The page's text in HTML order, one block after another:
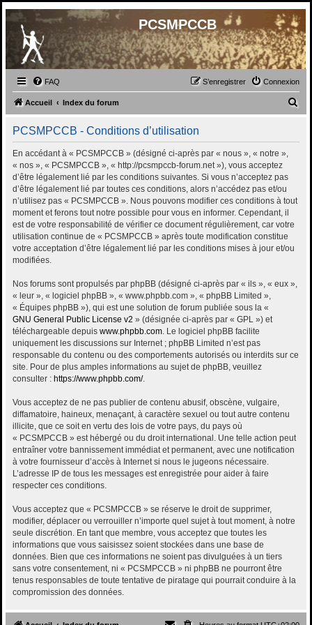
PCSMPCCB
FAQ Connexion
S’enregistrer
Accueil Index du forum
PCSMPCCB - Conditions d’utilisation
En accédant à « PCSMPCCB » (désigné ci-après par « nous », « notre »,
« nos », « PCSMPCCB », « http://pcsmpccb-forum.net »), vous acceptez
d’être légalement lié par les conditions suivantes. Si vous n’acceptez pas
d’être légalement lié par toutes ces conditions, alors n’accédez pas et/ou
n’utilisez pas « PCSMPCCB ». Nous pouvons modifier ces conditions à tout
moment et ferons tout notre possible pour vous en informer. Cependant, il
est de votre responsabilité de vérifier ce document régulièrement, car votre
utilisation continue de « PCSMPCCB » après toute modification constitue
votre acceptation d’être légalement lié par les conditions mises à jour et/ou
modifiées.
Nos forums sont propulsés par phpBB (désigné ci-après par « ils », « eux »,
« leur », « logiciel phpBB », « www.phpbb.com », « phpBB Limited »,
« Équipes phpBB »), qui est une solution de forum publiée sous la «
GNU General Public License v2 » (désignée ci-après par « GPL ») et
téléchargeable depuis www.phpbb.com. Le logiciel phpBB facilite
uniquement les discussions sur Internet ; phpBB Limited n’est pas
responsable du contenu ou des comportements autorisés ou interdits sur ce
site. Pour de plus amples informations au sujet de phpBB, veuillez
consulter : https://www.phpbb.com/.
Vous acceptez de ne pas publier de contenu abusif, obscène, vulgaire,
diffamatoire, haineux, menaçant, à caractère sexuel ou tout autre contenu
illicite, que ce soit en vertu des lois de votre pays, du pays où
« PCSMPCCB » est hébergé ou du droit international. Une telle action peut
entraîner votre bannissement immédiat et permanent, avec une notification
à votre fournisseur d’accès à Internet si nous le jugeons nécessaire.
L’adresse IP de tous les messages est enregistrée pour aider à faire
respecter ces conditions.
Vous acceptez que « PCSMPCCB » se réserve le droit de supprimer,
modifier, déplacer ou verrouiller n’importe quel sujet à tout moment, à notre
seule discrétion. En tant que membre, vous acceptez que toutes les
informations que vous saisissez soient stockées dans une base de
données. Bien que ces informations ne soient pas divulguées à un tiers
sans votre consentement, ni « PCSMPCCB » ni phpBB ne pourront être
tenus responsables de toute tentative de piratage qui pourrait conduire à la
compromission des données.